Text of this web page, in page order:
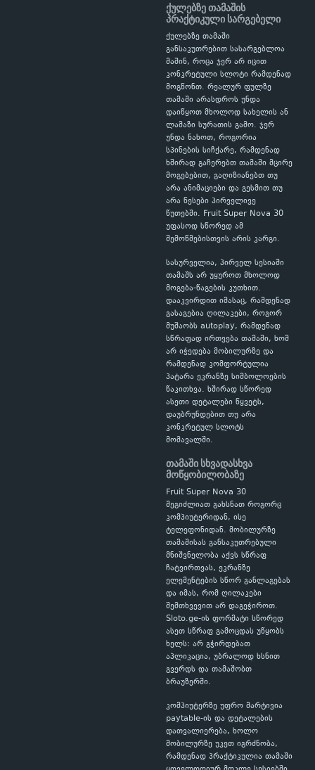
ქულებზე თამაშის
პრაქტიკული სარგებელი
ქულებზე თამაში
განსაკუთრებით სასარგებლოა
მაშინ, როცა ჯერ არ იცით
კონკრეტული სლოტი რამდენად
მოგწონთ. რეალურ ფულზე
თამაში არასდროს უნდა
დაიწყოთ მხოლოდ სახელის ან
ლამაზი სურათის გამო. ჯერ
უნდა ნახოთ, როგორია
სპინების სიჩქარე, რამდენად
ხშირად გაჩერებთ თამაში მცირე
მოგებებით, გაღიზიანებთ თუ
არა ანიმაციები და გესმით თუ
არა წესები პირველივე
წუთებში. Fruit Super Nova 30
უფასოდ სწორედ ამ
შემოწმებისთვის არის კარგი.
სასურველია, პირველ სესიაში
თამაშს არ უყუროთ მხოლოდ
მოგება-წაგების კუთხით.
დააკვირდით იმასაც, რამდენად
გასაგებია ღილაკები, როგორ
მუშაობს autoplay, რამდენად
სწრაფად ირთვება თამაში, ხომ
არ იჭედება მობილურზე და
რამდენად კომფორტულია
პატარა ეკრანზე სიმბოლოების
წაკითხვა. ხშირად სწორედ
ასეთი დეტალები წყვეტს,
დაუბრუნდებით თუ არა
კონკრეტულ სლოტს
მომავალში.
თამაში სხვადასხვა
მოწყობილობაზე
Fruit Super Nova 30
შეგიძლიათ გახსნათ როგორც
კომპიუტერიდან, ისე
ტელეფონიდან. მობილურზე
თამაშისას განსაკუთრებული
მნიშვნელობა აქვს სწრაფ
ჩატვირთვას, ეკრანზე
ელემენტების სწორ განლაგებას
და იმას, რომ ღილაკები
შემთხვევით არ დაგეჭიროთ.
Sloto.ge-ის ფორმატი სწორედ
ასეთ სწრაფ გამოცდას უწყობს
ხელს: არ გჭირდებათ
აპლიკაცია, უბრალოდ ხსნით
გვერდს და თამაშობთ
ბრაუზერში.
კომპიუტერზე უფრო მარტივია
paytable-ის და დეტალების
დათვალიერება, ხოლო
მობილურზე უკეთ იგრძნობა,
რამდენად პრაქტიკულია თამაში